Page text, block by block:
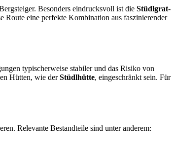
Besonders eindrucksvoll ist die Stüdlgrat-
Route eine perfekte Kombination aus faszinierender
typischerweise stabiler und das Risiko von
Hütten, wie derStüdlhütte, eingeschränkt sein. Für
Relevante Bestandteile sind unter anderem: